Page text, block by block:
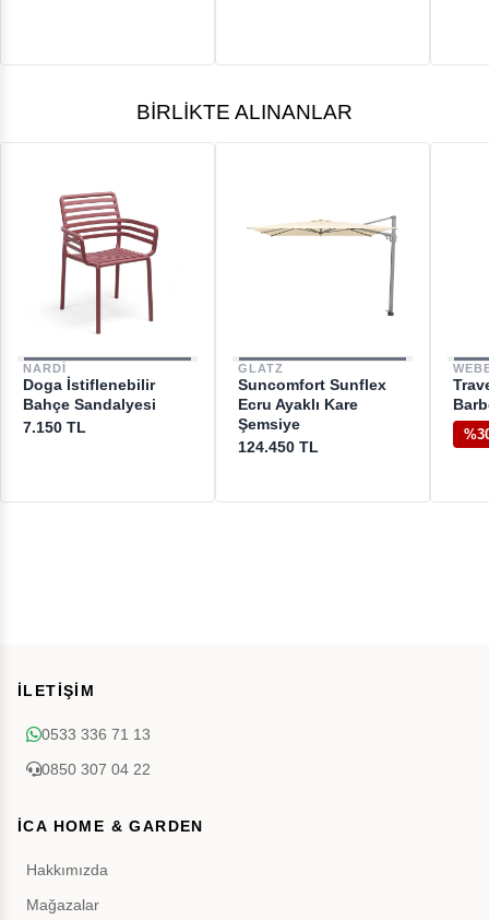
BIRLIKTE ALINANLAR
NARDI
Doga İstiflenebilir
Bahçe Sandalyesi
7.150 TL
GLATZ
Suncomfort Sunflex
Ecru Ayaklı Kare
Şemsiye
124.450 TL
İLETİŞİM
0533 336 71 13
0850 307 04 22
İCA HOME & GARDEN
Hakkımızda
Mağazalar